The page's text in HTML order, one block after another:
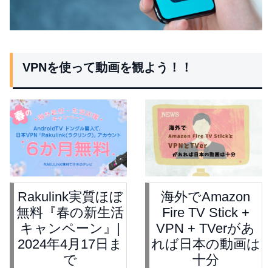
VPNを使って動画を観よう！！
Rakulink実質ほぼ
無料『春の新生活
キャンペーン』|
2024年4月17日ま
で
海外でAmazon
Fire TV Stick +
VPN + TVerがあ
れば日本の動画は
十分